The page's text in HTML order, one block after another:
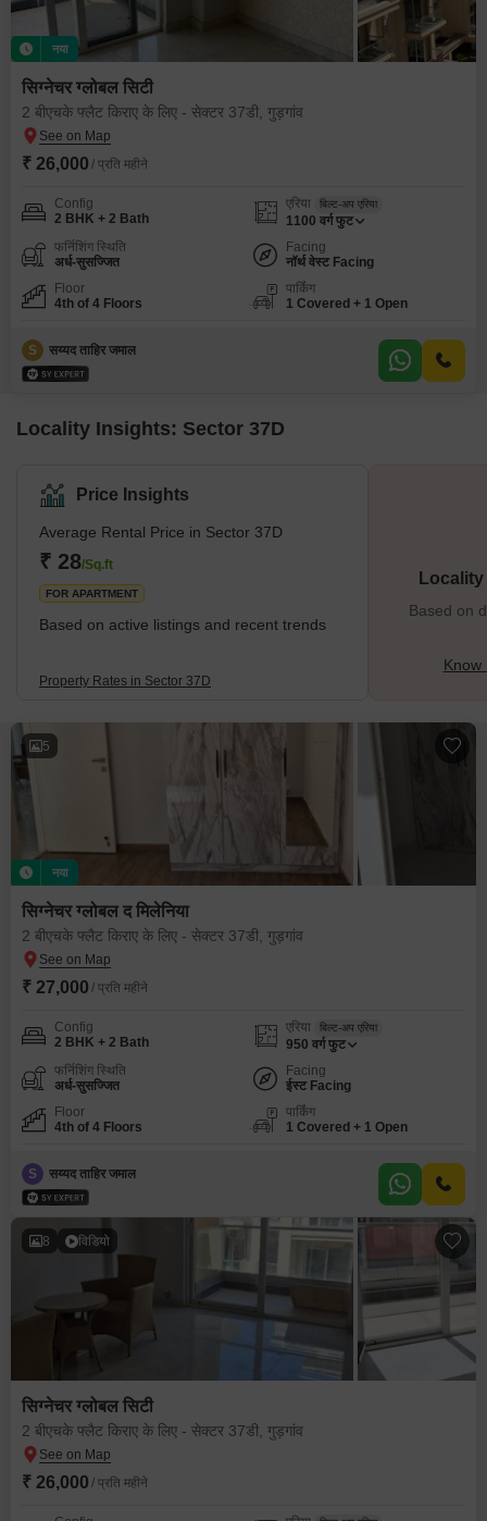
नया
सिग्नेचर ग्लोबल सिटी
2 बीएचके फ्लैट किराए के लिए - सेक्टर 37डी, गुड़गांव
₹ 26,000 / प्रति महीने
Config
2 BHK + 2 Bath
एरिया बिल्ट-अप एरिया
1100 वर्ग फुट
फर्निशिंग स्थिति
अर्ध-सुसज्जित
Facing
नॉर्थ वेस्ट Facing
Floor
4th of 4 Floors
पार्किंग
1 Covered + 1 Open
S सय्यद ताहिर जमाल
Locality Insights: Sector 37D
Price Insights
Average Rental Price in Sector 37D
₹ 28/Sq.ft
FOR APARTMENT
Based on active listings and recent trends
Property Rates in Sector 37D
Based on
Know
5
नया
सिग्नेचर ग्लोबल द मिलेनिया
2 बीएचके फ्लैट किराए के लिए - सेक्टर 37डी, गुड़गांव
₹ 27,000 / प्रति महीने
Config
2 BHK + 2 Bath
एरिया बिल्ट-अप एरिया
950 वर्ग फुट
फर्निशिंग स्थिति
अर्ध-सुसज्जित
Facing
ईस्ट Facing
Floor
4th of 4 Floors
पार्किंग
1 Covered + 1 Open
S सय्यद ताहिर जमाल
8 विडियो
सिग्नेचर ग्लोबल सिटी
2 बीएचके फ्लैट किराए के लिए - सेक्टर 37डी, गुड़गांव
₹ 26,000 / प्रति महीने